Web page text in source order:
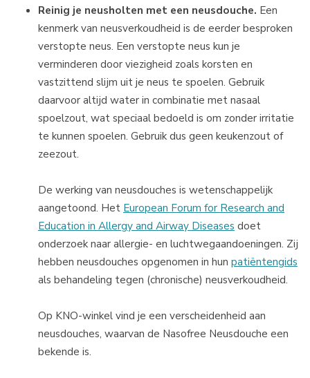
Reinig je neusholten met een neusdouche. Een
kenmerk van neusverkoudheid is de eerder besproken
verstopte neus. Een verstopte neus kun je
verminderen door viezigheid zoals korsten en
vastzittend slijm uit je neus te spoelen. Gebruik
daarvoor altijd water in combinatie met nasaal
spoelzout, wat speciaal bedoeld is om zonder irritatie
te kunnen spoelen. Gebruik dus geen keukenzout of
zeezout.
De werking van neusdouches is wetenschappelijk
aangetoond. Het European Forum for Research and
Education in Allergy and Airway Diseases doet
onderzoek naar allergie- en luchtwegaandoeningen. Zij
hebben neusdouches opgenomen in hun patiëntengids
als behandeling tegen (chronische) neusverkoudheid.
Op KNO-winkel vind je een verscheidenheid aan
neusdouches, waarvan de Nasofree Neusdouche een
bekende is.